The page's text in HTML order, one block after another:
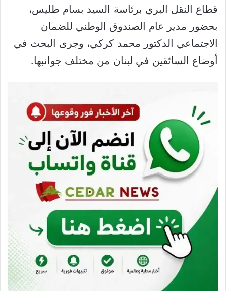
قطاع النقل البري برئاسة السيد بسام طليس،
بحضور مدير عام الصندوق الوطني للضمان
الاجتماعي الدكتور محمد كركي، وجرى البحث في
أوضاع السائقين في لبنان من مختلف جوانبها.